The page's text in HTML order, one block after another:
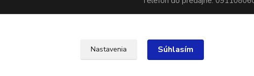
Nastavenia Súhlasím